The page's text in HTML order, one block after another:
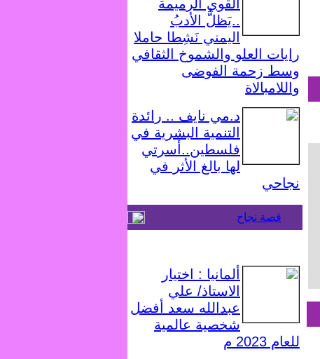
القوي الرميمة
..يَظلُّ الأدبُ
اليمني نَشِطا حاملا
رايات العلو والشموخ الثقافي
وسط زحمة الفوضى
واللامبالاة
د.مي نايف .. رائدة
التنمية البشرية في
فلسطين..أسرتي
لها بالغ الأثر في
نجاحي
قصة نجاح
ألمانيا : اختيار
الاستاذ/ علي
عبدالله سعد أفضل
شخصية عالمية
للعام 2023 م